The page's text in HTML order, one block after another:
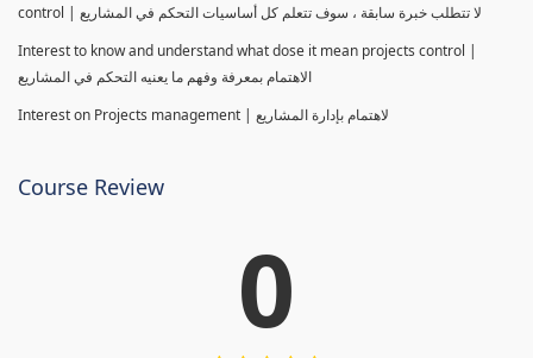
control | لا تتطلب خبرة سابقة ، سوف تتعلم كل أساسيات التحكم في المشاريع
Interest to know and understand what dose it mean projects control |
الاهتمام بمعرفة وفهم ما يعنيه التحكم في المشاريع
Interest on Projects management | لاهتمام بإدارة المشاريع
Course Review
0